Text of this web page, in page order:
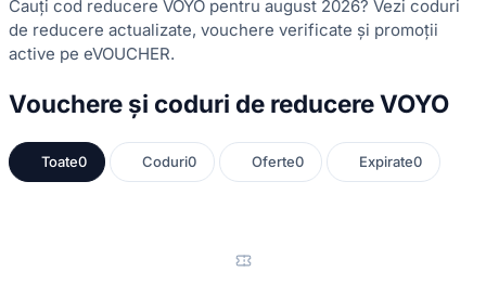
Cauți cod reducere VOYO pentru august 2026? Vezi coduri
de reducere actualizate, vouchere verificate și promoții
active pe eVOUCHER.
Vouchere și coduri de reducere VOYO
Toate0 Coduri0 Oferte0 Expirate0